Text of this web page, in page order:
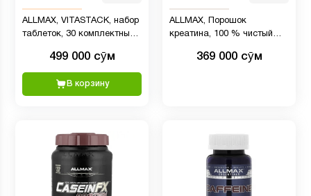
ALLMAX, VITASTACK, набор
таблеток, 30 комплектных
499 000 сӯм
В корзину
ALLMAX, Порошок
креатина, 100 % чистый
моногидрат креатина,
369 000 сӯм